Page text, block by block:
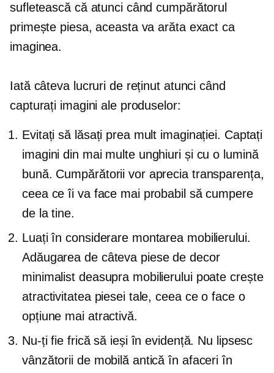
sufletească că atunci când cumpărătorul
primește piesa, aceasta va arăta exact ca
imaginea.
Iată câteva lucruri de reținut atunci când
capturați imagini ale produselor:
Evitați să lăsați prea mult imaginației. Captați
imagini din mai multe unghiuri și cu o lumină
bună. Cumpărătorii vor aprecia transparența,
ceea ce îi va face mai probabil să cumpere
de la tine.
Luați în considerare montarea mobilierului.
Adăugarea de câteva piese de decor
minimalist deasupra mobilierului poate crește
atractivitatea piesei tale, ceea ce o face o
opțiune mai atractivă.
Nu-ți fie frică să ieși în evidență. Nu lipsesc
vânzătorii de mobilă antică în afaceri în